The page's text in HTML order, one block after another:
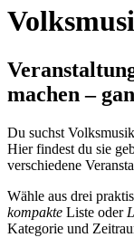
machen –
Du suchst
Hier findest du sie
verschiedene
Wähle aus drei
kompakte Liste oder
Kategorie und